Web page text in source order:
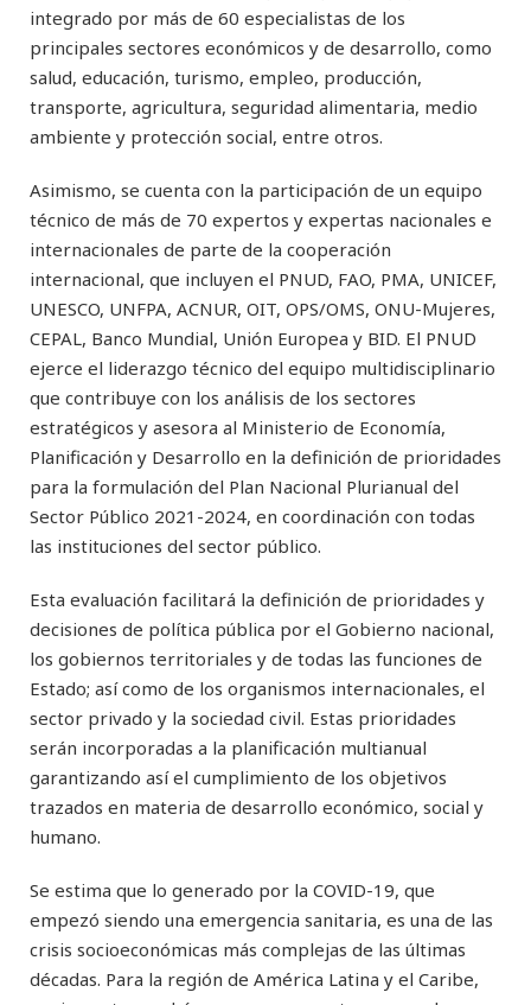
integrado por más de 60 especialistas de los
principales sectores económicos y de desarrollo, como
salud, educación, turismo, empleo, producción,
transporte, agricultura, seguridad alimentaria, medio
ambiente y protección social, entre otros.
Asimismo, se cuenta con la participación de un equipo
técnico de más de 70 expertos y expertas nacionales e
internacionales de parte de la cooperación
internacional, que incluyen el PNUD, FAO, PMA, UNICEF,
UNESCO, UNFPA, ACNUR, OIT, OPS/OMS, ONU-Mujeres,
CEPAL, Banco Mundial, Unión Europea y BID. El PNUD
ejerce el liderazgo técnico del equipo multidisciplinario
que contribuye con los análisis de los sectores
estratégicos y asesora al Ministerio de Economía,
Planificación y Desarrollo en la definición de prioridades
para la formulación del Plan Nacional Plurianual del
Sector Público 2021-2024, en coordinación con todas
las instituciones del sector público.
Esta evaluación facilitará la definición de prioridades y
decisiones de política pública por el Gobierno nacional,
los gobiernos territoriales y de todas las funciones de
Estado; así como de los organismos internacionales, el
sector privado y la sociedad civil. Estas prioridades
serán incorporadas a la planificación multianual
garantizando así el cumplimiento de los objetivos
trazados en materia de desarrollo económico, social y
humano.
Se estima que lo generado por la COVID-19, que
empezó siendo una emergencia sanitaria, es una de las
crisis socioeconómicas más complejas de las últimas
décadas. Para la región de América Latina y el Caribe,